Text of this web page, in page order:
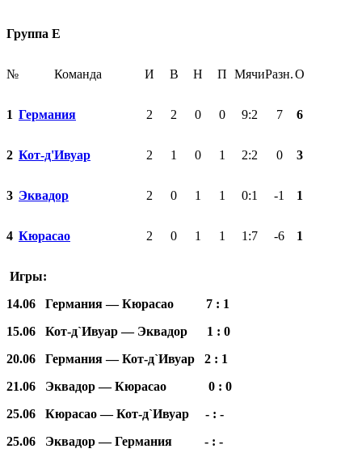
Группа Е
№ Команда И В Н П МячиРазн.О
1 Германия 2 2 0 0 9:2 7 6
2 Кот-д'Ивуар 2 1 0 1 2:2 0 3
3 Эквадор 2 0 1 1 0:1 -1 1
4 Кюрасао 2 0 1 1 1:7 -6 1
Игры:
14.06 Германия — Кюрасао 7 : 1
15.06 Кот-д`Ивуар — Эквадор 1 : 0
20.06 Германия — Кот-д`Ивуар 2 : 1
21.06 Эквадор — Кюрасао 0 : 0
25.06 Кюрасао — Кот-д`Ивуар - : -
25.06 Эквадор — Германия - : -